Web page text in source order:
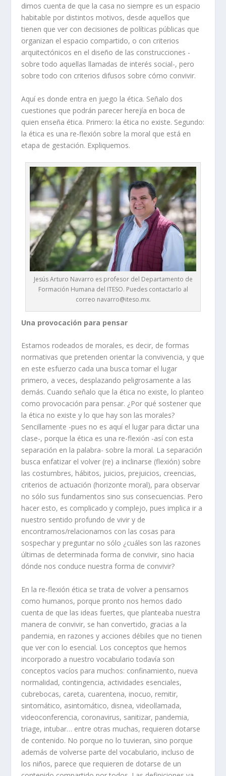
dimos cuenta de que la casa no siempre es un espacio
habitable por distintos motivos, desde aquellos que
tienen que ver con decisiones de políticas públicas que
organizan el espacio compartido, o con criterios
arquitectónicos en el diseño de las construcciones -
sobre todo aquellas llamadas de interés social-, pero
sobre todo con criterios difusos sobre cómo convivir.
Aquí es donde entra en juego la ética. Señalo dos
cuestiones que podrán parecer herejía en boca de
quien enseña ética. Primero: la ética no existe. Segundo:
la ética es una re-flexión sobre la moral que está en
etapa de gestación. Expliquemos.
Jesús Arturo Navarro es profesor del Departamento de
Formación Humana del ITESO. Puedes contactarlo al
correo navarro@iteso.mx.
Una provocación para pensar
Estamos rodeados de morales, es decir, de formas
normativas que pretenden orientar la convivencia, y que
en este esfuerzo cada una busca tomar el lugar
primero, a veces, desplazando peligrosamente a las
demás. Cuando señalo que la ética no existe, lo planteo
como provocación para pensar. ¿Por qué sostener que
la ética no existe y lo que hay son las morales?
Sencillamente -pues no es aquí el lugar para dictar una
clase-, porque la ética es una re-flexión -así con esta
separación en la palabra- sobre la moral. La separación
busca enfatizar el volver (re) a inclinarse (flexión) sobre
las costumbres, hábitos, juicios, prejuicios, creencias,
criterios de actuación (horizonte moral), para observar
no sólo sus fundamentos sino sus consecuencias. Pero
hacer esto, es complicado y complejo, pues implica ir a
nuestro sentido profundo de vivir y de
encontrarnos/relacionarnos con las cosas para
sospechar y preguntar no sólo ¿cuáles son las razones
últimas de determinada forma de convivir, sino hacia
dónde nos conduce nuestra forma de convivir?
En la re-flexión ética se trata de volver a pensarnos
como humanos, porque pronto nos hemos dado
cuenta de que las ideas fuertes, que planteaba nuestra
manera de convivir, se han convertido, gracias a la
pandemia, en razones y acciones débiles que no tienen
que ver con lo esencial. Los conceptos que hemos
incorporado a nuestro vocabulario todavía son
conceptos vacíos para muchos: confinamiento, nueva
normalidad, contingencia, actividades esenciales,
cubrebocas, careta, cuarentena, inocuo, remitir,
sintomático, asintomático, disnea, videollamada,
videoconferencia, coronavirus, sanitizar, pandemia,
triage, intubar… entre otras muchas, requieren dotarse
de contenido. No porque no lo tuvieran, sino porque
además de volverse parte del vocabulario, incluso de
los niños, parece que requieren de dotarse de un